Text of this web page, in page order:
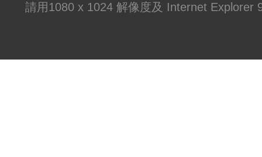
請用1080 x 1024 解像度及 Internet Explorer